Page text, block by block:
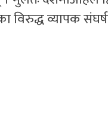
विरुद्ध व्यापक